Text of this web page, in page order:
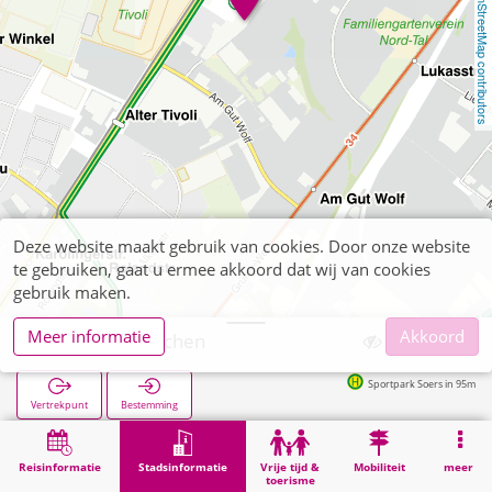
OpenStreetMap contributors
Reisinformatie Stadsinformatie
Vrije tijd &
toerisme
Mobiliteit meer
Finanzamt Aachen
Vertrekpunt Bestemming
Sportpark Soers in 95m
Stadsinformatie Administratie Finanzamt Aachen
Deze website maakt gebruik van cookies. Door onze website
te gebruiken, gaat u ermee akkoord dat wij van cookies
gebruik maken.
Meer informatie
Akkoord